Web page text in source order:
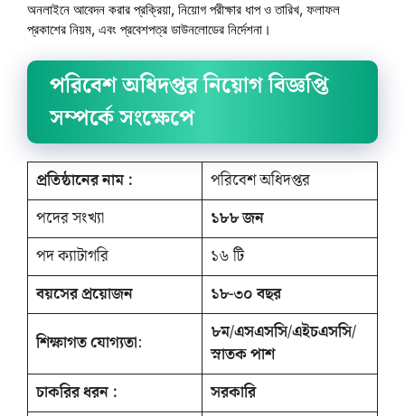
অনলাইনে আবেদন করার প্রক্রিয়া, নিয়োগ পরীক্ষার ধাপ ও তারিখ, ফলাফল
প্রকাশের নিয়ম, এবং প্রবেশপত্র ডাউনলোডের নির্দেশনা।
পরিবেশ অধিদপ্তর নিয়োগ বিজ্ঞপ্তি
সম্পর্কে সংক্ষেপে
প্রতিষ্ঠানের নাম :
পরিবেশ অধিদপ্তর
পদের সংখ্যা
১৮৮জন
পদ ক্যাটাগরি
১৬ টি
বয়সের প্রয়োজন
১৮-৩০ বছর
শিক্ষাগত যোগ্যতা:
৮ম/এসএসসি/এইচএসসি/
স্নাতক পাশ
চাকরির ধরন :
সরকারি